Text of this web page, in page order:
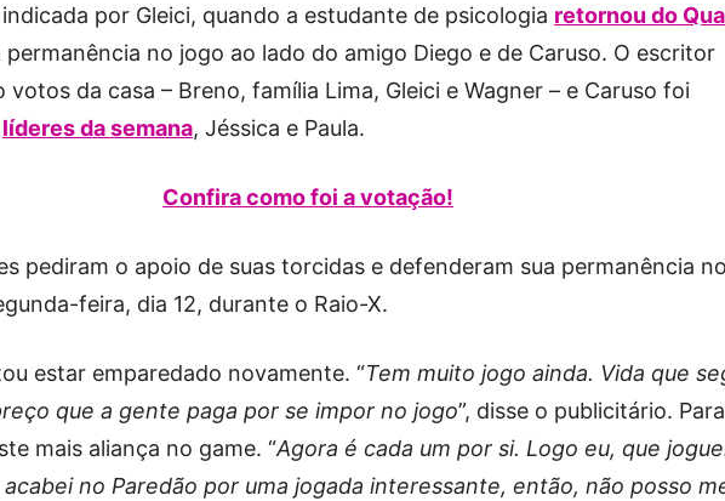
por Gleici, quando a estudante de psicologia retornou do
permanência no jogo ao lado do amigo Diego e de Caruso. O escritor
votos da casa – Breno, família Lima, Gleici e Wagner – e Caruso foi
líderes da semana, Jéssica e Paula.
Confira como foi a votação!
pediram o apoio de suas torcidas e defenderam sua permanência no
feira, dia 12, durante o Raio-X.
estar emparedado novamente. “Tem muito jogo ainda. Vida que
que a gente paga por se impor no jogo”, disse o publicitário. Para
mais aliança no game. “Agora é cada um por si. Logo eu, que
no Paredão por uma jogada interessante, então, não posso